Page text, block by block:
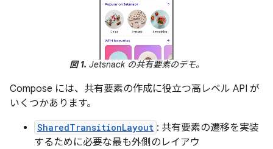
図 1. Jetsnack の共有要素のデモ。
Compose には、共有要素の作成に役立つ高レベル API が
いくつかあります。
SharedTransitionLayout : 共有要素の遷移を実装
するために必要な最も外側のレイアウ